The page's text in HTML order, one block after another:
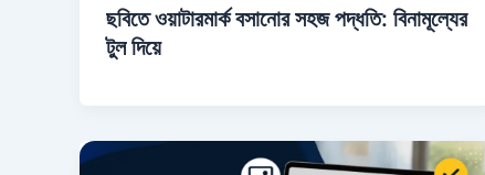
ছবিতে ওয়াটারমার্ক বসানোর সহজ পদ্ধতি: বিনামূল্যের
টুল দিয়ে